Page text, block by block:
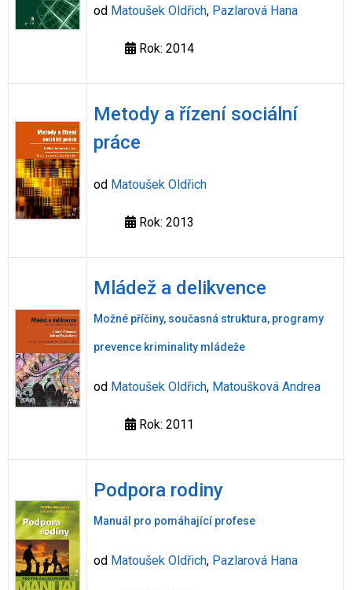
od Matoušek Oldřich, Pazlarová Hana
Rok: 2014
Metody a řízení sociální
práce
od Matoušek Oldřich
Rok: 2013
Mládež a delikvence
Možné příčiny, současná struktura, programy
prevence kriminality mládeže
od Matoušek Oldřich, Matoušková Andrea
Rok: 2011
Podpora rodiny
Manuál pro pomáhající profese
od Matoušek Oldřich, Pazlarová Hana